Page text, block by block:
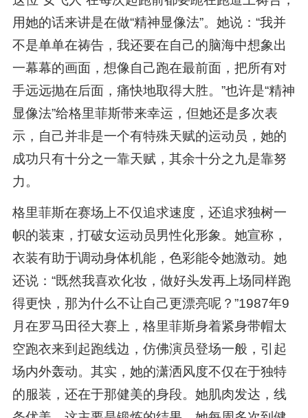
用她的话来讲是在做“精神显像法”。她说：“我并
不是单单在祷告，我还要在自己的脑海中想象出
一幕幕的画面，想像自己跑在最前面，把所有对
手远远抛在后面，痛快地取得大胜。”也许是“精神
显像法”给格里菲斯带来幸运，但她还是多次表
示，自己并非是一个有特殊天赋的运动员，她的
成功只有十分之一靠天赋，其余十分之九是靠努
力。
格里菲斯在赛场上不仅追求速度，还追求独树一
帜的装束，打破女运动员男性化形象。她宣称，
衣装有助于调动身体机能，色彩能令她激动。她
还说：“既然我喜欢化妆，做好头发再上场同样跑
得更快，那为什么不让自己更漂亮呢？”1987年9
月在罗马田径大赛上，格里菲斯身着紧身带帽太
空跑衣来到起跑线边，仿佛演员登场一般，引起
场内外轰动。其实，她的潇洒风度不仅在于独特
的服装，还在于那健美的身段。她肌肉发达，线